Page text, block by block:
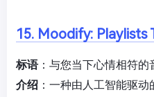
15. Moodify: Playlists
标语：与您当下心情相符的
介绍 ：一种由人工智能驱